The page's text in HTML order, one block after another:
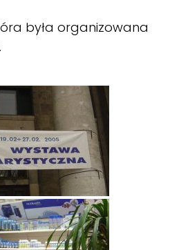
była organizowana